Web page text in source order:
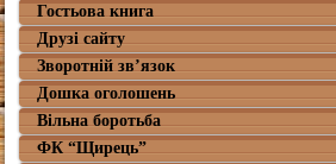
Гостьова книга
Друзі сайту
Зворотній зв’язок
Дошка оголошень
Вільна боротьба
ФК “Щирець”